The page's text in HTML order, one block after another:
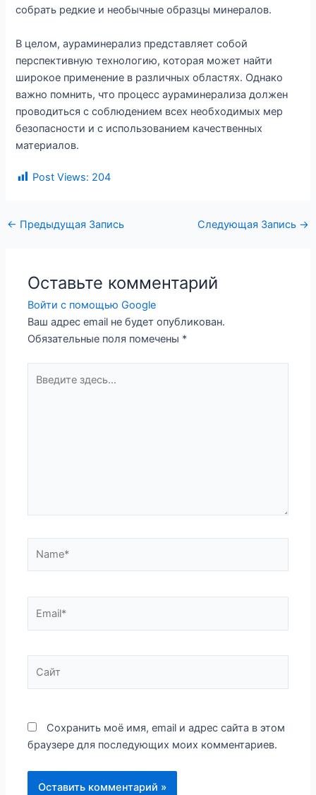
собрать редкие и необычные образцы минералов.
В целом, аураминерализ представляет собой
перспективную технологию, которая может найти
широкое применение в различных областях. Однако
важно помнить, что процесс аураминерализа должен
проводиться с соблюдением всех необходимых мер
безопасности и с использованием качественных
материалов.
Post Views: 204
Навигация
← Предыдущая Запись Следующая Запись →
Оставьте комментарий
Войти с помощью Google
Ваш адрес email не будет опубликован.
Обязательные поля помечены *
здесь...
Сохранить моё имя, email и адрес сайта в этом
браузере для последующих моих комментариев.